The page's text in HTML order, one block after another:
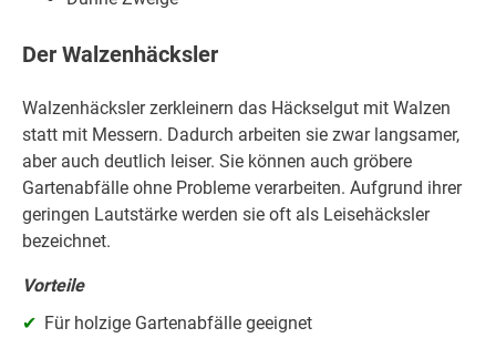
Der Walzenhäcksler
Walzenhäcksler zerkleinern das Häckselgut mit Walzen
statt mit Messern. Dadurch arbeiten sie zwar langsamer,
aber auch deutlich leiser. Sie können auch gröbere
Gartenabfälle ohne Probleme verarbeiten. Aufgrund ihrer
geringen Lautstärke werden sie oft als Leisehäcksler
bezeichnet.
Vorteile
Für holzige Gartenabfälle geeignet